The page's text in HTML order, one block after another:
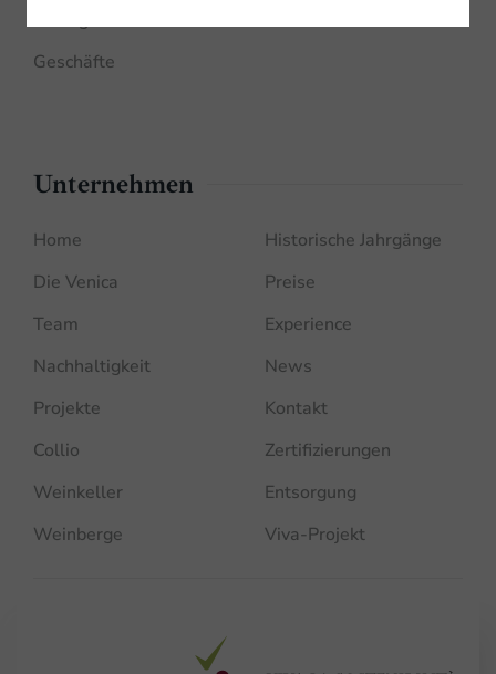
Geschäfte
Unternehmen
Home
Die Venica
Team
Nachhaltigkeit
Projekte
Collio
Weinkeller
Weinberge
Historische Jahrgänge
Preise
Experience
News
Kontakt
Zertifizierungen
Entsorgung
Viva-Projekt